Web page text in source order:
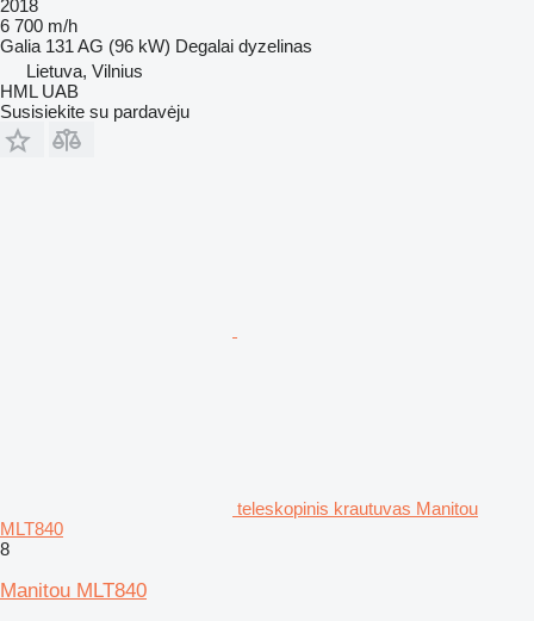
2018
6 700 m/h
Galia 131 AG (96 kW) Degalai dyzelinas
Lietuva, Vilnius
HML UAB
Susisiekite su pardavėju
teleskopinis krautuvas Manitou
MLT840
8
Manitou MLT840